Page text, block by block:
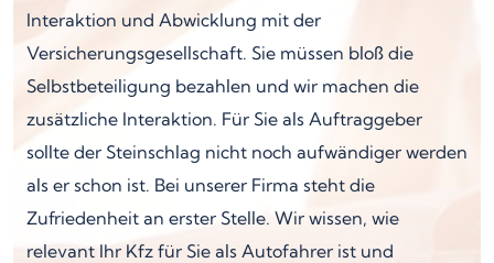
Interaktion und Abwicklung mit der
Versicherungsgesellschaft. Sie müssen bloß die
Selbstbeteiligung bezahlen und wir machen die
zusätzliche Interaktion. Für Sie als Auftraggeber
sollte der Steinschlag nicht noch aufwändiger werden
als er schon ist. Bei unserer Firma steht die
Zufriedenheit an erster Stelle. Wir wissen, wie
relevant Ihr Kfz für Sie als Autofahrer ist und